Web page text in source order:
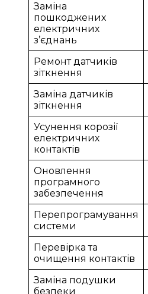
Заміна
пошкоджених
електричних
з’єднань
Ремонт датчиків
зіткнення
Заміна датчиків
зіткнення
Усунення корозії
електричних
контактів
Оновлення
програмного
забезпечення
Перепрограмування
системи
Перевірка та
очищення контактів
Заміна подушки
безпеки